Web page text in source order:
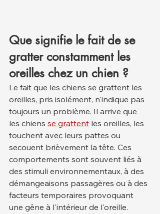
Que signifie le fait de se
gratter constamment les
oreilles chez un chien ?
Le fait que les chiens se grattent les
oreilles, pris isolément, n'indique pas
toujours un problème. Il arrive que
les chiens se grattent les oreilles, les
touchent avec leurs pattes ou
secouent brièvement la tête. Ces
comportements sont souvent liés à
des stimuli environnementaux, à des
démangeaisons passagères ou à des
facteurs temporaires provoquant
une gêne à l'intérieur de l'oreille.